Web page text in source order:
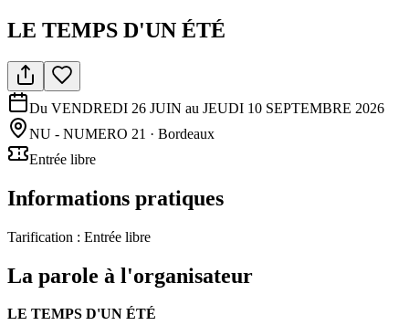
LE TEMPS D'UN ÉTÉ
Du VENDREDI 26 JUIN au JEUDI 10 SEPTEMBRE 2026
NU - NUMERO 21 · Bordeaux
Entrée libre
Informations pratiques
Tarification : Entrée libre
La parole à l'organisateur
LE TEMPS D'UN ÉTÉ